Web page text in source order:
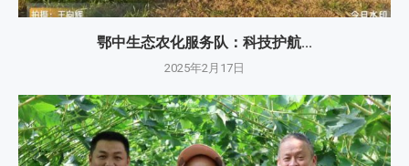
鄂中生态农化服务队：科技护航...
2025年2月17日